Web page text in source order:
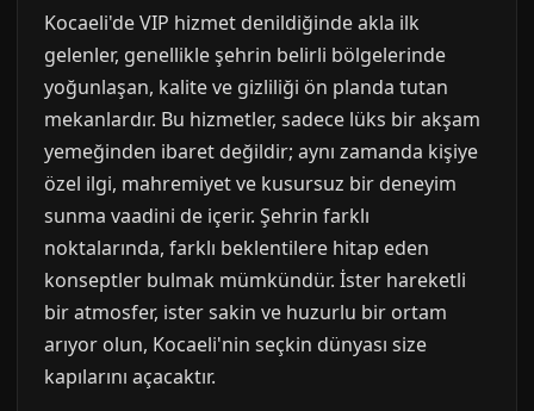
Kocaeli'de VIP hizmet denildiğinde akla ilk
gelenler, genellikle şehrin belirli bölgelerinde
yoğunlaşan, kalite ve gizliliği ön planda tutan
mekanlardır. Bu hizmetler, sadece lüks bir akşam
yemeğinden ibaret değildir; aynı zamanda kişiye
özel ilgi, mahremiyet ve kusursuz bir deneyim
sunma vaadini de içerir. Şehrin farklı
noktalarında, farklı beklentilere hitap eden
konseptler bulmak mümkündür. İster hareketli
bir atmosfer, ister sakin ve huzurlu bir ortam
arıyor olun, Kocaeli'nin seçkin dünyası size
kapılarını açacaktır.